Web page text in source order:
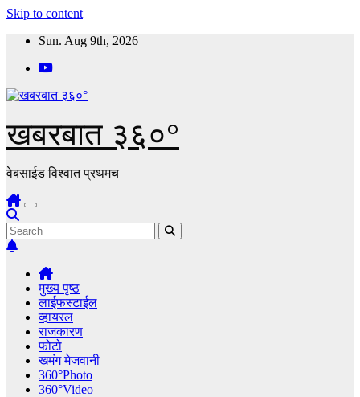
Skip to content
Sun. Aug 9th, 2026
खबरबात ३६०°
वेबसाईड विश्वात प्रथमच
मुख्य पृष्ठ
लाईफस्टाईल
व्हायरल
राजकारण
फोटो
खमंग मेजवानी
360°Photo
360°Video